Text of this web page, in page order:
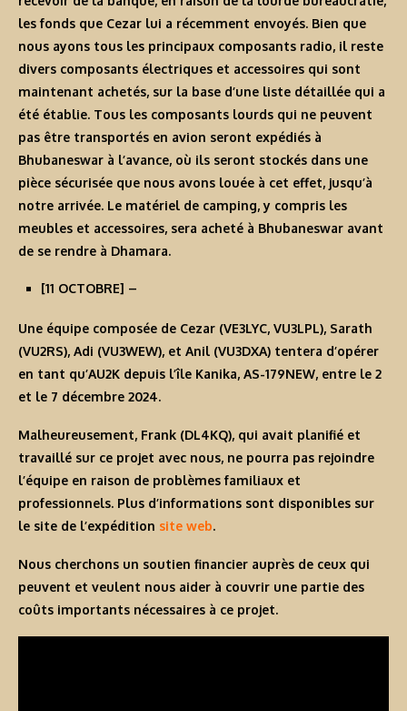
les fonds que Cezar lui a récemment envoyés. Bien que
nous ayons tous les principaux composants radio, il reste
divers composants électriques et accessoires qui sont
maintenant achetés, sur la base d’une liste détaillée qui a
été établie. Tous les composants lourds qui ne peuvent
pas être transportés en avion seront expédiés à
Bhubaneswar à l’avance, où ils seront stockés dans une
pièce sécurisée que nous avons louée à cet effet, jusqu’à
notre arrivée. Le matériel de camping, y compris les
meubles et accessoires, sera acheté à Bhubaneswar avant
de se rendre à Dhamara.
[11 OCTOBRE] –
Une équipe composée de Cezar (VE3LYC, VU3LPL), Sarath
(VU2RS), Adi (VU3WEW), et Anil (VU3DXA) tentera d’opérer
en tant qu’AU2K depuis l’île Kanika, AS-179NEW, entre le 2
et le 7 décembre 2024.
Malheureusement, Frank (DL4KQ), qui avait planifié et
travaillé sur ce projet avec nous, ne pourra pas rejoindre
l’équipe en raison de problèmes familiaux et
professionnels. Plus d’informations sont disponibles sur
le site de l’expédition site web.
Nous cherchons un soutien financier auprès de ceux qui
peuvent et veulent nous aider à couvrir une partie des
coûts importants nécessaires à ce projet.